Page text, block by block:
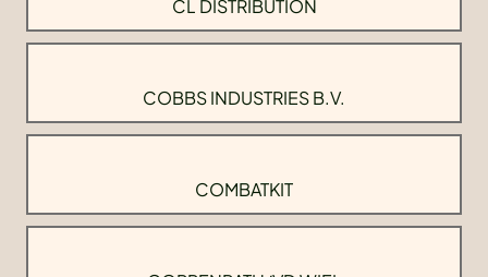
CL DISTRIBUTION
COBBS INDUSTRIES B.V.
COMBATKIT